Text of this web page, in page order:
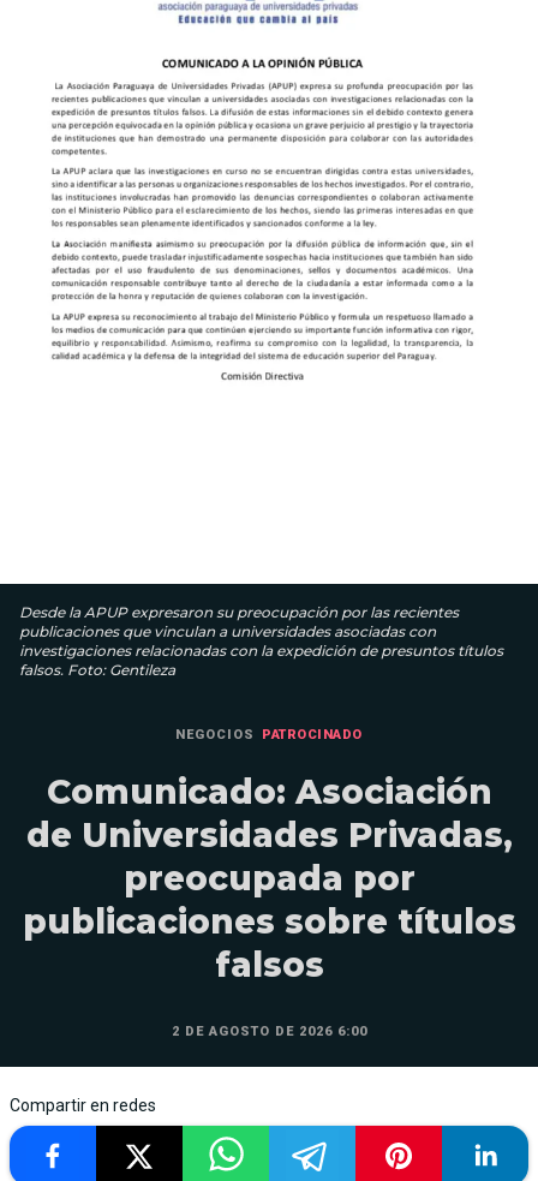
Desde la APUP expresaron su preocupación por las recientes
publicaciones que vinculan a universidades asociadas con
investigaciones relacionadas con la expedición de presuntos títulos
falsos. Foto: Gentileza
NEGOCIOS PATROCINADO
Comunicado: Asociación
de Universidades Privadas,
preocupada por
publicaciones sobre títulos
falsos
2 DE AGOSTO DE 2026 6:00
Compartir en redes